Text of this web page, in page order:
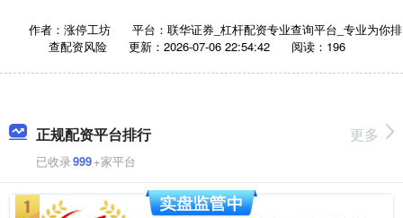
作者：涨停工坊
平台：联华证券_杠杆配资专业查询平台_专业为你排
查配资风险
更新：2026-07-06 22:54:42 阅读：196
正规配资平台排行
已收录999+家平台
更多